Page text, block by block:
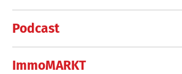
Podcast
ImmoMARKT